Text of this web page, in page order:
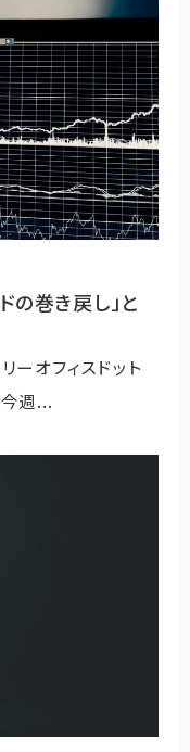
の巻き戻し」と
ーオフィスドット
週...